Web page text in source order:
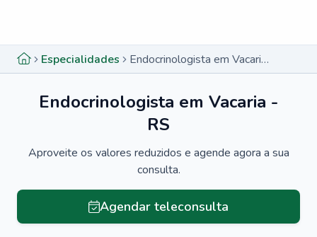
Especialidades Endocrinologista em Vacaria - RS
Endocrinologista em Vacaria -
RS
Aproveite os valores reduzidos e agende agora a sua
consulta.
Agendar teleconsulta